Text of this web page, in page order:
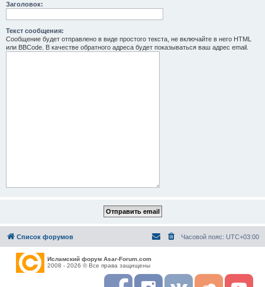
Заголовок:
Текст сообщения:
Сообщение будет отправлено в виде простого текста, не включайте в него HTML
или BBCode. В качестве обратного адреса будет показываться ваш адрес email.
Список форумов Часовой пояс: UTC+03:00
Исламский форум Asar-Forum.com
2008 - 2026 © Все права защищены